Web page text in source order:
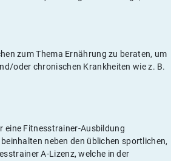
zum Thema Ernährung zu beraten, um
oder chronischen Krankheiten wie z. B.
eine Fitnesstrainer-Ausbildung
neben den üblichen sportlichen,
A-Lizenz, welche in der